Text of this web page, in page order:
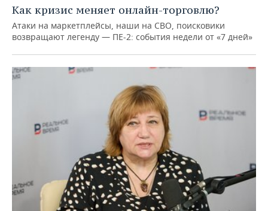
Как кризис меняет онлайн-торговлю?
Атаки на маркетплейсы, наши на СВО, поисковики
возвращают легенду — ПЕ-2: события недели от «7 дней»